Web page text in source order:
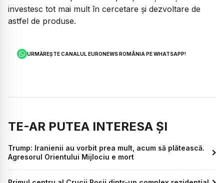
investesc tot mai mult în cercetare și dezvoltare de
astfel de produse.
URMĂREȘTE CANALUL EURONEWS ROMÂNIA PE WHATSAPP!
TE-AR PUTEA INTERESA ȘI
Trump: Iranienii au vorbit prea mult, acum să plătească.
Agresorul Orientului Mijlociu e mort